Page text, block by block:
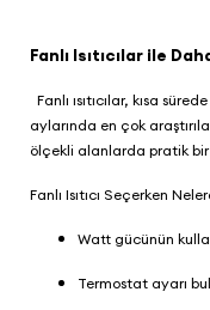
Fanlı Isıtıcılar ile
Fanlı ısıtıcılar, kısa
aylarında en çok
ölçekli alanlarda pratik
Fanlı Isıtıcı Seçerken
Watt gücünün
Termostat ayarı